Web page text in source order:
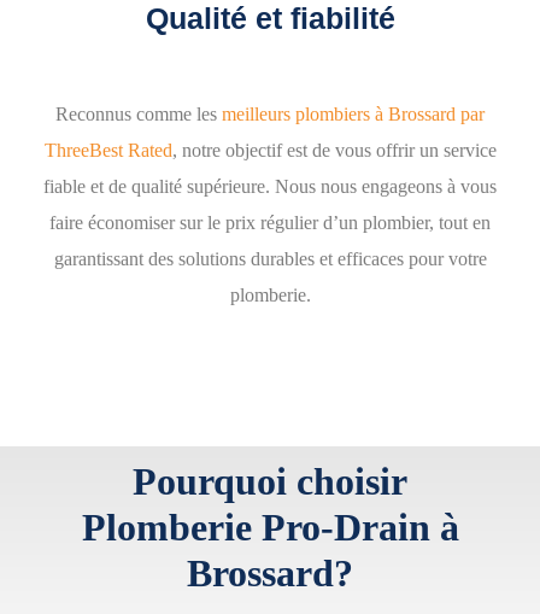
Qualité et fiabilité
Reconnus comme les meilleurs plombiers à Brossard par
ThreeBest Rated, notre objectif est de vous offrir un service
fiable et de qualité supérieure. Nous nous engageons à vous
faire économiser sur le prix régulier d’un plombier, tout en
garantissant des solutions durables et efficaces pour votre
plomberie.
Pourquoi choisir
Plomberie Pro-Drain à
Brossard?